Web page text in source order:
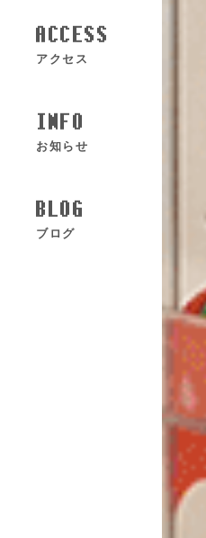
ACCESS
アクセス
INFO
お知らせ
BLOG
ブログ